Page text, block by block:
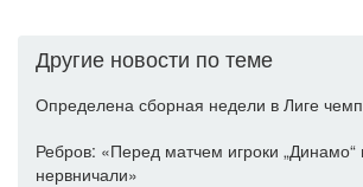
Другие новости по теме
Определена сборная недели в Лиге
Ребров: «Перед матчем игроки „Динамо“
нервничали»